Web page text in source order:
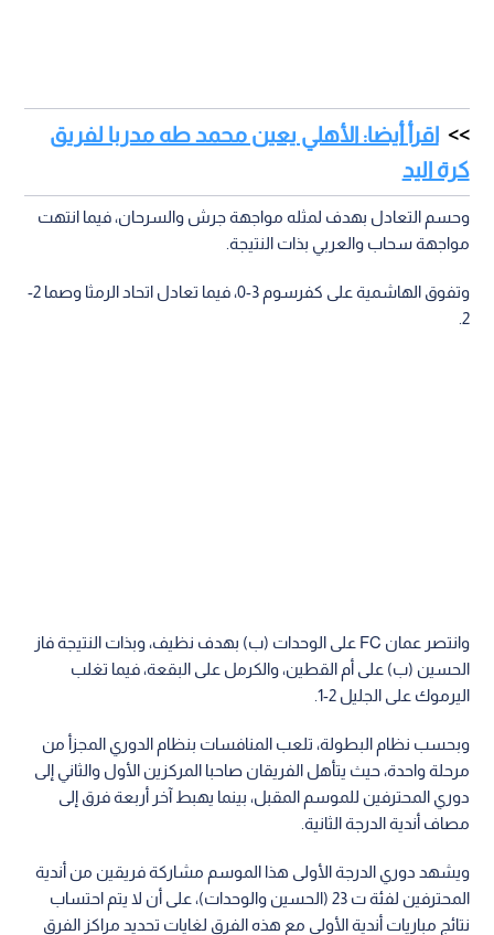
اقرأ أيضا: الأهلي يعين محمد طه مدربا لفريق
كرة اليد
وحسم التعادل بهدف لمثله مواجهة جرش والسرحان، فيما انتهت
مواجهة سحاب والعربي بذات النتيجة.
وتفوق الهاشمية على كفرسوم 3-0، فيما تعادل اتحاد الرمثا وصما 2-
2.
وانتصر عمان FC على الوحدات (ب) بهدف نظيف، وبذات النتيجة فاز
الحسين (ب) على أم القطين، والكرمل على البقعة، فيما تغلب
اليرموك على الجليل 2-1.
وبحسب نظام البطولة، تلعب المنافسات بنظام الدوري المجزأ من
مرحلة واحدة، حيث يتأهل الفريقان صاحبا المركزين الأول والثاني إلى
دوري المحترفين للموسم المقبل، بينما يهبط آخر أربعة فرق إلى
مصاف أندية الدرجة الثانية.
ويشهد دوري الدرجة الأولى هذا الموسم مشاركة فريقين من أندية
المحترفين لفئة ت 23 (الحسين والوحدات)، على أن لا يتم احتساب
نتائج مباريات أندية الأولى مع هذه الفرق لغايات تحديد مراكز الفرق